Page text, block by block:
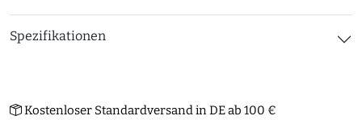
Spezifikationen
Kostenloser Standardversand in DE ab 100 €